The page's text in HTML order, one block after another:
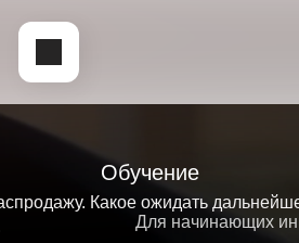
Обучение
Для начинающих
Какое ожидать